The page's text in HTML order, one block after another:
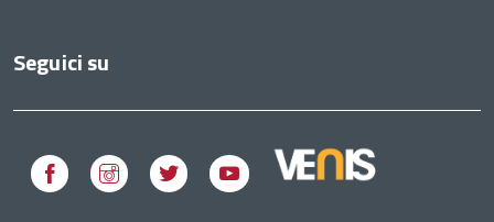
Seguici su
Facebook Instagram Twitter Youtube